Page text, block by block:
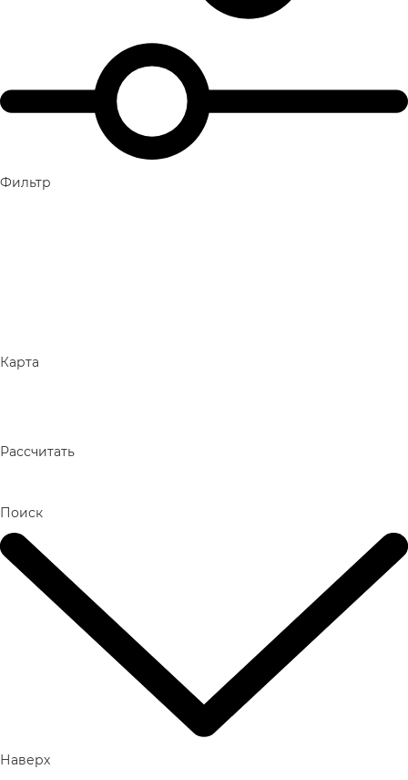
Фильтр
Карта
Рассчитать
Поиск
Наверх